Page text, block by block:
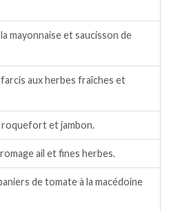
mayonnaise et saucisson de
aux herbes fraîches et
et jambon.
ail et fines herbes.
de tomate à la macédoine